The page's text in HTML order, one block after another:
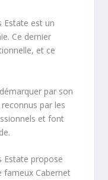
Estate est un
Ce dernier
et ce
par son
par les
et font
Estate propose
fameux Cabernet